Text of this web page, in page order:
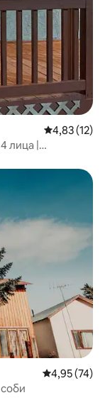
Просечна
4,83 (12)
лица |
Просечна
4,95 (74)